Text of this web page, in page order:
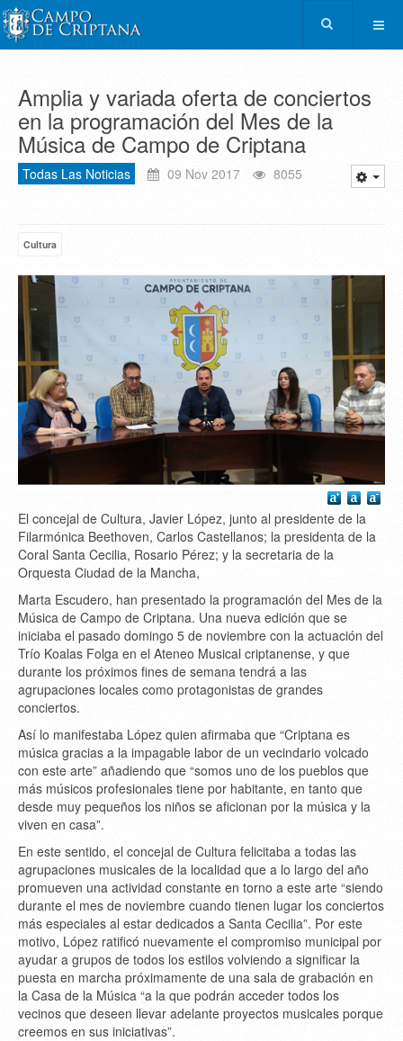
Amplia y variada oferta de conciertos
en la programación del Mes de la
Música de Campo de Criptana
Todas Las Noticias 09 Nov 2017 8055
Cultura
El concejal de Cultura, Javier López, junto al presidente de la
Filarmónica Beethoven, Carlos Castellanos; la presidenta de la
Coral Santa Cecilia, Rosario Pérez; y la secretaria de la
Orquesta Ciudad de la Mancha,
Marta Escudero, han presentado la programación del Mes de la
Música de Campo de Criptana. Una nueva edición que se
iniciaba el pasado domingo 5 de noviembre con la actuación del
Trío Koalas Folga en el Ateneo Musical criptanense, y que
durante los próximos fines de semana tendrá a las
agrupaciones locales como protagonistas de grandes
conciertos.
Así lo manifestaba López quien afirmaba que “Criptana es
música gracias a la impagable labor de un vecindario volcado
con este arte” añadiendo que “somos uno de los pueblos que
más músicos profesionales tiene por habitante, en tanto que
desde muy pequeños los niños se aficionan por la música y la
viven en casa”.
En este sentido, el concejal de Cultura felicitaba a todas las
agrupaciones musicales de la localidad que a lo largo del año
promueven una actividad constante en torno a este arte “siendo
durante el mes de noviembre cuando tienen lugar los conciertos
más especiales al estar dedicados a Santa Cecilia”. Por este
motivo, López ratificó nuevamente el compromiso municipal por
ayudar a grupos de todos los estilos volviendo a significar la
puesta en marcha próximamente de una sala de grabación en
la Casa de la Música “a la que podrán acceder todos los
vecinos que deseen llevar adelante proyectos musicales porque
creemos en sus iniciativas”.